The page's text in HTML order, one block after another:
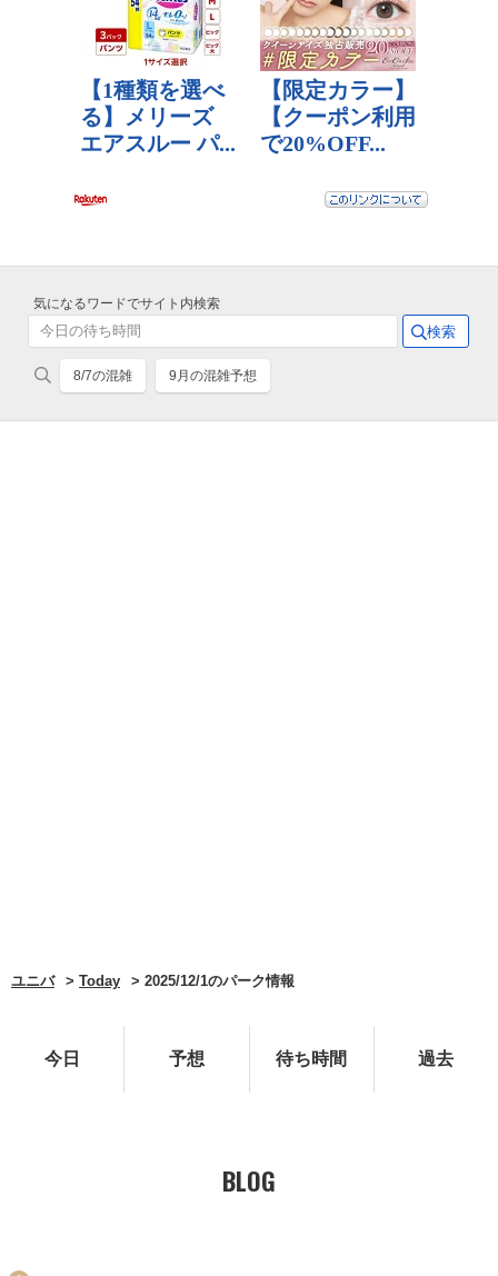
気になるワードでサイト内検索
8/7の混雑 9月の混雑予想
ユニバ Today 2025/12/1のパーク情報
今日 予想 待ち時間 過去
BLOG